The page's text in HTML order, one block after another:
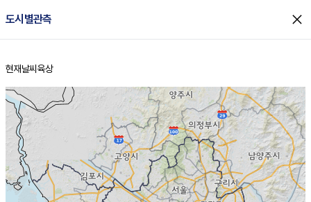
도시별관측 close
홈
현재날씨 육상